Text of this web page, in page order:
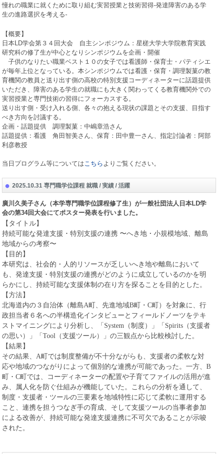
憧れの職業に就くために取り組む実習授業と技術習得-発達障害のある学
生の進路選択を考える-
【概要】
日本LD学会第３４回大会 自主シンポジウム：星槎大学大学院教育実践
研究科の修了生が中心となりシンポジウムを企画・開催
子供のなりたい職業ベスト１０の女子では看護師・保育士・パティシエ
が毎年上位となっている。本シンポジウムでは看護・保育・調理製菓の教
育機関の教員と送り出す側の高校の特別支援コーディネーターに話題提供
いただき、障害のある学生の就職にも大きく関わってくる教育機関外での
実習授業と専門技術の習得にフォーカスする。
送り出す側・受け入れる側、各々の抱える現状の課題とその支援、目指す
べき方向を討議する。
企画・話題提供 調理製菓：中嶋章浩さん
話題提供：看護 角田智美さん、保育：田中豊一さん、指定討論者：阿部
利彦教授
当日プログラム等についてはこちら よりご覧ください。
2025.10.31 専門職学位課程 就職 / 実績 / 活躍
廣川久美子さん（本学専門職学位課程修了生）が一般社団法人日本LD学
会の第34回大会にてポスター発表を行いました。
【タイトル】
持続可能な発達支援・特別支援の連携 〜へき地・小規模地域、離島
地域からの考察〜
【目的】
本研究は、社会的・人的リソースが乏しいへき地や離島において
も、発達支援・特別支援の連携がどのように成立しているのかを明
らかにし、持続可能な支援体制の在り方を探ることを目的とした。
【方法】
北海道内の３自治体（離島A町、先進地域B町・ C町）を対象に、行
政担当者６名への半構造化インタビューとフィールドノーツをテキ
ストマイニングにより分析し、「 System （制度）」「 Spirits （支援者
の思い）」「 Tool （支援ツール）」の三観点から比較検討した。
【結果】
その結果、 A町では制度整備が不十分ながらも、支援者の柔軟な対
応や地域のつながりによって個別的な連携が可能であった。一方、 B
町・ C町では、コーディネーターの配置や子育てファイルの活用が進
み、属人化を防ぐ仕組みが機能していた。これらの分析を通して、
制度・支援者・ツールの三要素を地域特性に応じて柔軟に運用する
こと、連携を担うつなぎ手の育成、そして支援ツールの当事者参加
による改善が、持続可能な発達支援連携に不可欠であることが示唆
された。